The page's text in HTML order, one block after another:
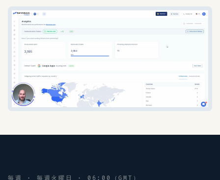
毎週 · 毎週火曜日 · 06:00（GMT）